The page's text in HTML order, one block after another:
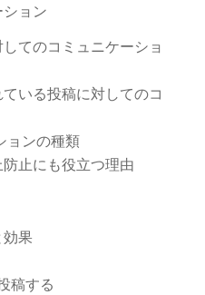
ョン
てのコミュニケーショ
いる投稿に対してのコ
ョンの種類
止にも役立つ理由
果
稿する